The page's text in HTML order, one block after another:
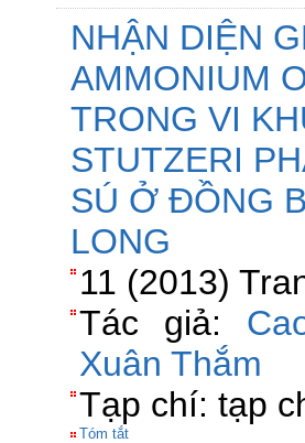
NHẬN DIỆN
AMMONIUM
TRONG VI
STUTZERI
SÚ Ở ĐỒNG
LONG
11 (2013)
Tác giả:
Xuân Thắm
Tạp chí: tạp
Tóm tắt